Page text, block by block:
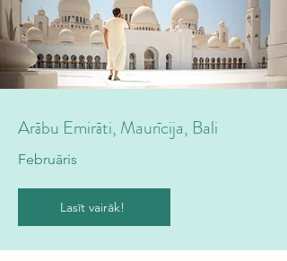
Arābu Emirāti, Maurīcija, Bali
Februāris
Lasīt vairāk!